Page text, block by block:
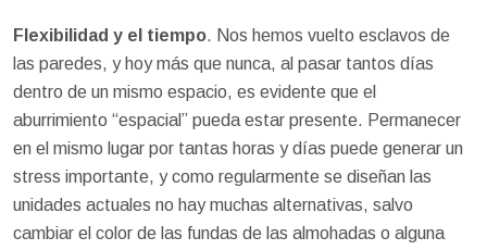
Flexibilidad y el tiempo. Nos hemos vuelto esclavos de
las paredes, y hoy más que nunca, al pasar tantos días
dentro de un mismo espacio, es evidente que el
aburrimiento “espacial” pueda estar presente. Permanecer
en el mismo lugar por tantas horas y días puede generar un
stress importante, y como regularmente se diseñan las
unidades actuales no hay muchas alternativas, salvo
cambiar el color de las fundas de las almohadas o alguna